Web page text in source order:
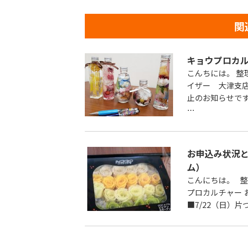
関
キョウプロカ
こんちには。
イザー 大津支
止のお知らせ
…
お申込み状況
ム）
こんにちは。
プロカルチャー
■7/22（日）片